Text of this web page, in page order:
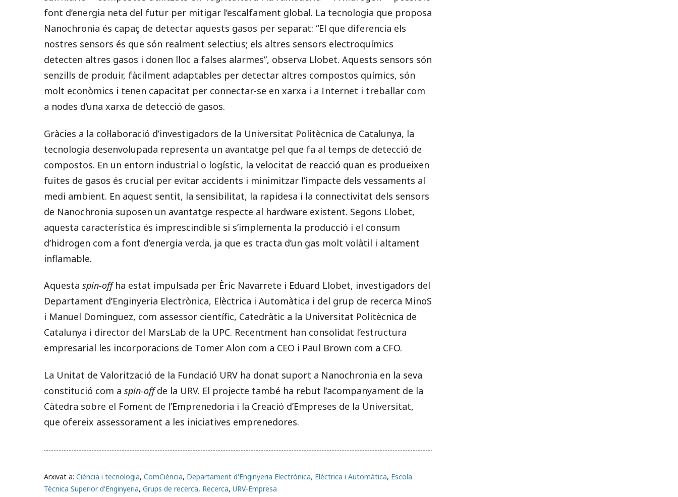
font d’energia neta del futur per mitigar l’escalfament global. La tecnologia que proposa
Nanochronia és capaç de detectar aquests gasos per separat: “El que diferencia els
nostres sensors és que són realment selectius; els altres sensors electroquímics
detecten altres gasos i donen lloc a falses alarmes”, observa Llobet. Aquests sensors són
senzills de produir, fàcilment adaptables per detectar altres compostos químics, són
molt econòmics i tenen capacitat per connectar-se en xarxa i a Internet i treballar com
a nodes d’una xarxa de detecció de gasos.
Gràcies a la col·laboració d’investigadors de la Universitat Politècnica de Catalunya, la
tecnologia desenvolupada representa un avantatge pel que fa al temps de detecció de
compostos. En un entorn industrial o logístic, la velocitat de reacció quan es produeixen
fuites de gasos és crucial per evitar accidents i minimitzar l’impacte dels vessaments al
medi ambient. En aquest sentit, la sensibilitat, la rapidesa i la connectivitat dels sensors
de Nanochronia suposen un avantatge respecte al hardware existent. Segons Llobet,
aquesta característica és imprescindible si s’implementa la producció i el consum
d’hidrogen com a font d’energia verda, ja que es tracta d’un gas molt volàtil i altament
inflamable.
Aquesta spin-offha estat impulsada per Èric Navarrete i Eduard Llobet, investigadors del
Departament d’Enginyeria Electrònica, Elèctrica i Automàtica i del grup de recerca MinoS
i Manuel Dominguez, com assessor científic, Catedràtic a la Universitat Politècnica de
Catalunya i director del MarsLab de la UPC. Recentment han consolidat l’estructura
empresarial les incorporacions de Tomer Alon com a CEO i Paul Brown com a CFO.
La Unitat de Valorització de la Fundació URV ha donat suport a Nanochronia en la seva
constitució com a spin-offde la URV. El projecte també ha rebut l’acompanyament de la
Càtedra sobre el Foment de l’Emprenedoria i la Creació d’Empreses de la Universitat,
que ofereix assessorament a les iniciatives emprenedores.
Arxivat a: Ciència i tecnologia, ComCiència, Departament d'Enginyeria Electrònica, Elèctrica i Automàtica, Escola
Tècnica Superior d'Enginyeria, Grups de recerca, Recerca, URV-Empresa